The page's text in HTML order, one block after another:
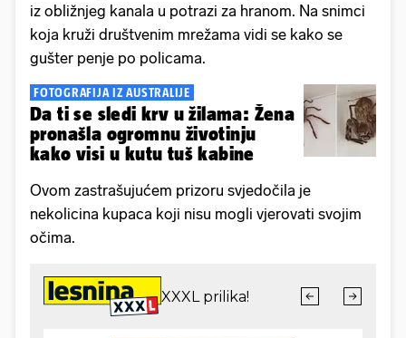
iz obližnjeg kanala u potrazi za hranom. Na snimci
koja kruži društvenim mrežama vidi se kako se
gušter penje po policama.
FOTOGRAFIJA IZ AUSTRALIJE
Da ti se sledi krv u žilama: Žena
pronašla ogromnu životinju
kako visi u kutu tuš kabine
Ovom zastrašujućem prizoru svjedočila je
nekolicina kupaca koji nisu mogli vjerovati svojim
očima.